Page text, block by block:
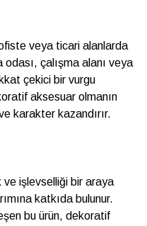
veya ticari alanlarda
odası, çalışma alanı veya
çekici bir vurgu
aksesuar olmanın
karakter kazandırır.
işlevselliği bir araya
katkıda bulunur.
bu ürün, dekoratif